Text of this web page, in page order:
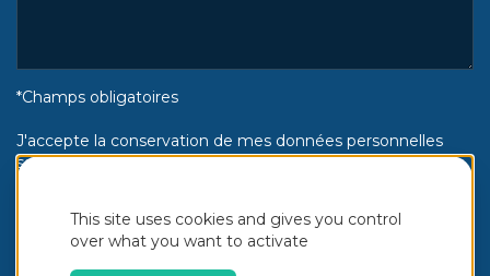
*Champs obligatoires
J'accepte la conservation de mes données personnelles
selon la politique de confidentialité Piscines Aquinox :
This site uses cookies and gives you control
over what you want to activate